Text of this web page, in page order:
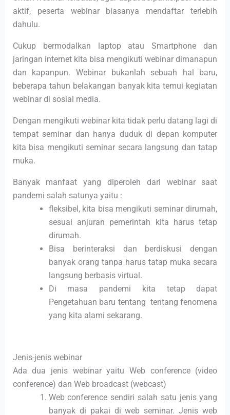
aktif, peserta webinar biasanya mendaftar terlebih
dahulu.
Cukup bermodalkan laptop atau Smartphone dan
jaringan internet kita bisa mengikuti webinar dimanapun
dan kapanpun. Webinar bukanlah sebuah hal baru,
beberapa tahun belakangan banyak kita temui kegiatan
webinar di sosial media.
Dengan mengikuti webinar kita tidak perlu datang lagi di
tempat seminar dan hanya duduk di depan komputer
kita bisa mengikuti seminar secara langsung dan tatap
muka.
Banyak manfaat yang diperoleh dari webinar saat
pandemi salah satunya yaitu :
fleksibel, kita bisa mengikuti seminar dirumah,
sesuai anjuran pemerintah kita harus tetap
dirumah.
Bisa berinteraksi dan berdiskusi dengan
banyak orang tanpa harus tatap muka secara
langsung berbasis virtual.
Di masa pandemi kita tetap dapat
Pengetahuan baru tentang tentang fenomena
yang kita alami sekarang.
Jenis-jenis webinar
Ada dua jenis webinar yaitu Web conference (video
conference) dan Web broadcast (webcast)
Web conference sendiri salah satu jenis yang
banyak di pakai di web seminar. Jenis web